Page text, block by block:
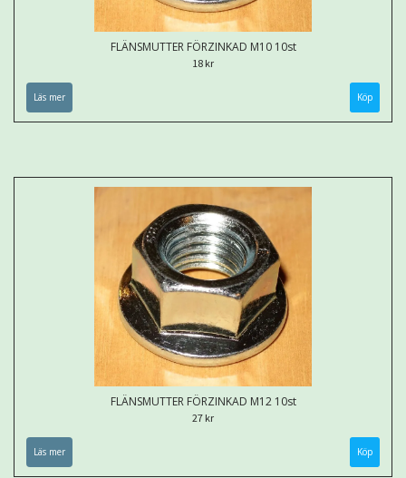
FLÄNSMUTTER FÖRZINKAD M10 10st
18 kr
Läs mer
FLÄNSMUTTER FÖRZINKAD M12 10st
27 kr
Läs mer